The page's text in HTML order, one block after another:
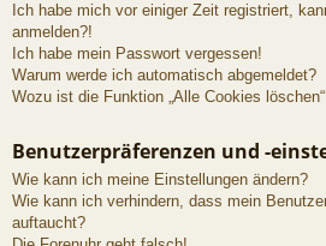
Ich habe mich vor einiger Zeit registriert,
anmelden?!
Ich habe mein Passwort vergessen!
Warum werde ich automatisch abgemeldet?
Wozu ist die Funktion „Alle Cookies
Benutzerpräferenzen und -
Wie kann ich meine Einstellungen ändern?
Wie kann ich verhindern, dass mein
auftaucht?